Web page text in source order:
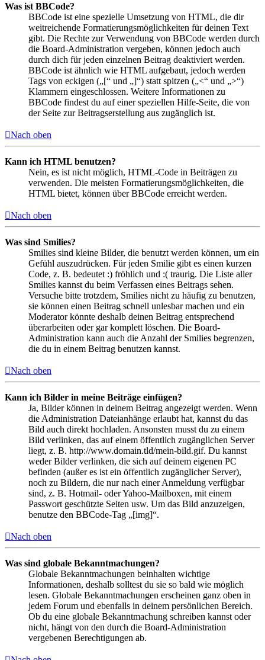
Was ist BBCode?
BBCode ist eine spezielle Umsetzung von HTML, die dir
weitreichende Formatierungsmöglichkeiten für deinen Text
gibt. Die Rechte zur Verwendung von BBCode werden durch
die Board-Administration vergeben, können jedoch auch
durch dich für jeden einzelnen Beitrag deaktiviert werden.
BBCode ist ähnlich wie HTML aufgebaut, jedoch werden
Tags von eckigen („[“ und „]“) statt spitzen („<“ und „>“)
Klammern eingeschlossen. Weitere Informationen zu
BBCode findest du auf einer speziellen Hilfe-Seite, die von
der Seite zur Beitragserstellung aus zugänglich ist.
Nach oben
Kann ich HTML benutzen?
Nein, es ist nicht möglich, HTML-Code in Beiträgen zu
verwenden. Die meisten Formatierungsmöglichkeiten, die
HTML bietet, können über BBCode erreicht werden.
Nach oben
Was sind Smilies?
Smilies sind kleine Bilder, die benutzt werden können, um ein
Gefühl auszudrücken. Für jeden Smilie gibt es einen kurzen
Code, z. B. bedeutet :) fröhlich und :( traurig. Die Liste aller
Smilies kannst du beim Verfassen eines Beitrags sehen.
Versuche bitte trotzdem, Smilies nicht zu häufig zu benutzen,
sie können einen Beitrag schnell unlesbar machen und ein
Moderator könnte deshalb deinen Beitrag entsprechend
überarbeiten oder gar komplett löschen. Die Board-
Administration kann auch die Anzahl der Smilies begrenzen,
die du in einem Beitrag benutzen kannst.
Nach oben
Kann ich Bilder in meine Beiträge einfügen?
Ja, Bilder können in deinem Beitrag angezeigt werden. Wenn
die Administration Dateianhänge erlaubt hat, kannst du das
Bild auch direkt hochladen. Ansonsten musst du zu einem
Bild verlinken, das auf einem öffentlich zugänglichen Server
liegt, z. B. http://www.domain.tld/mein-bild.gif. Du kannst
weder Bilder verlinken, die sich auf deinem eigenen PC
befinden (außer es ist ein öffentlich zugänglicher Server),
noch zu Bildern, die nur nach einer Anmeldung verfügbar
sind, z. B. Hotmail- oder Yahoo-Mailboxen, mit einem
Passwort geschützte Seiten usw. Um das Bild anzuzeigen,
benutze den BBCode-Tag „[img]“.
Nach oben
Was sind globale Bekanntmachungen?
Globale Bekanntmachungen beinhalten wichtige
Informationen, deshalb solltest du sie so bald wie möglich
lesen. Globale Bekanntmachungen erscheinen ganz oben in
jedem Forum und ebenfalls in deinem persönlichen Bereich.
Ob du eine globale Bekanntmachung schreiben kannst oder
nicht, hängt von den durch die Board-Administration
vergebenen Berechtigungen ab.